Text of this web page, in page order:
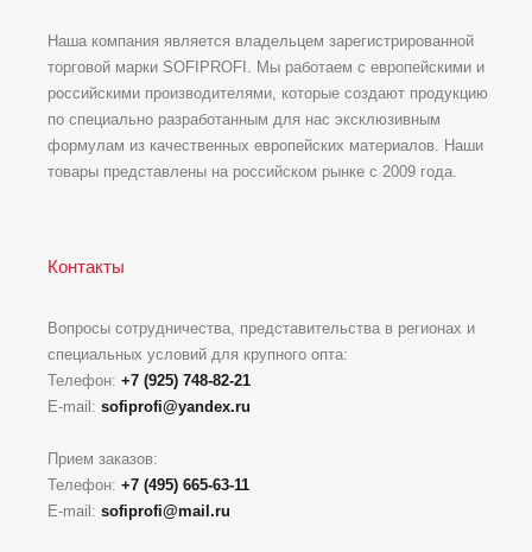
Наша компания является владельцем зарегистрированной
торговой марки SOFIPROFI. Мы работаем с европейскими и
российскими производителями, которые создают продукцию
по специально разработанным для нас эксклюзивным
формулам из качественных европейских материалов. Наши
товары представлены на российском рынке с 2009 года.
Контакты
Вопросы сотрудничества, представительства в регионах и
специальных условий для крупного опта:
Телефон: +7 (925) 748-82-21
E-mail: sofiprofi@yandex.ru
Прием заказов:
Телефон: +7 (495) 665-63-11
E-mail: sofiprofi@mail.ru